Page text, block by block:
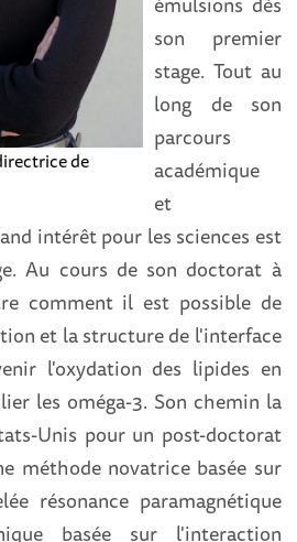
de
son premier
stage. Tout au
long de son
parcours
académique
et
intérêt pour les sciences est
Au cours de son doctorat à
comment il est possible de
et la structure de l'interface
l'oxydation des lipides en
les oméga-3. Son chemin la
Unis pour un post-doctorat
méthode novatrice basée sur
résonance paramagnétique
basée sur l'interaction